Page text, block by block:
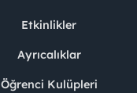
Etkinlikler
Ayrıcalıklar
Öğrenci Kulüpleri